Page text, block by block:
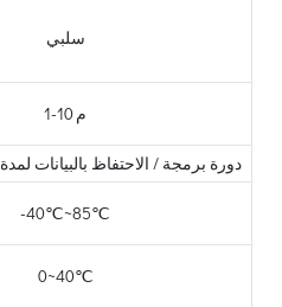
سلبي
1-10 م
100000 دورة برمجة / الاحتفاظ بالبيانات لمدة 50 عامًا
-40℃~85℃
0~40℃